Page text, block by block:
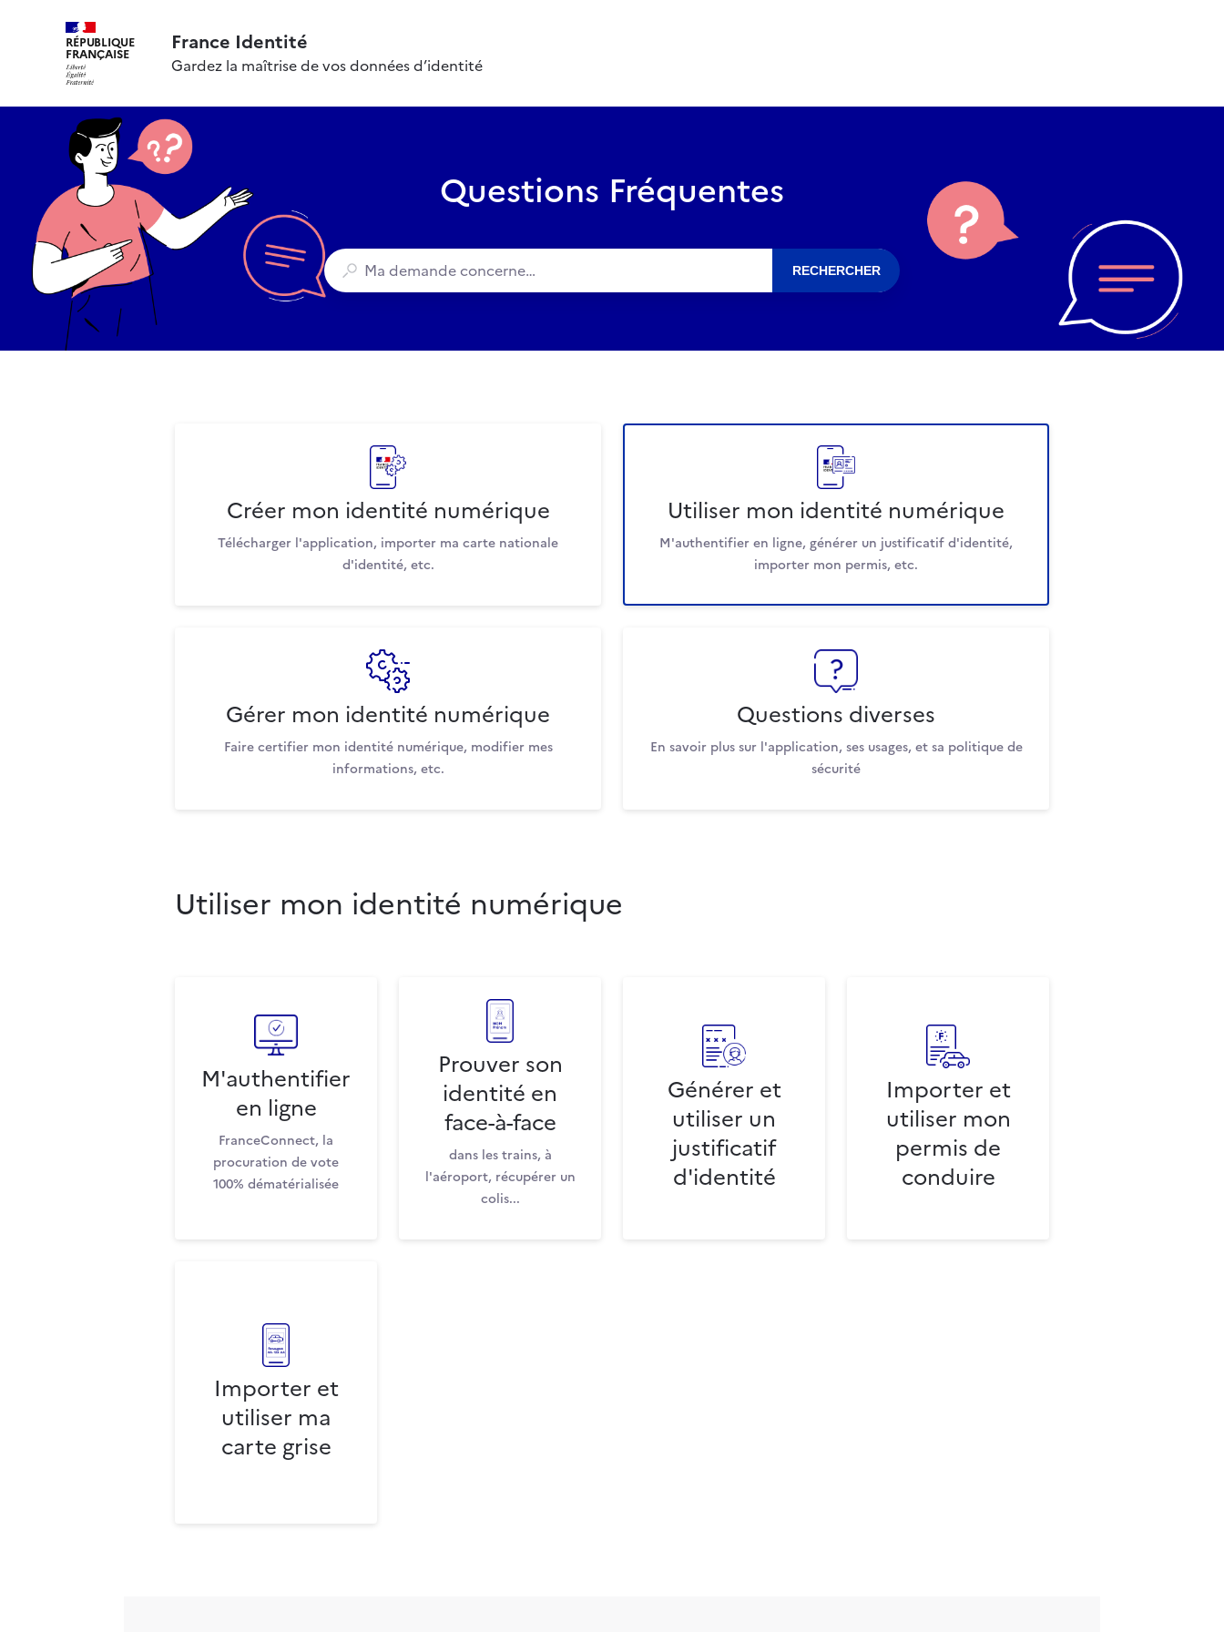
RÉPUBLIQUE
FRANÇAISE France Identité
Gardez la maîtrise de vos données d’identité
Questions Fréquentes
RECHERCHER
Créer mon identité numérique
Télécharger l'application, importer ma carte nationale
d'identité, etc.
Utiliser mon identité numérique
M'authentifier en ligne, générer un justificatif d'identité,
importer mon permis, etc.
Gérer mon identité numérique
Faire certifier mon identité numérique, modifier mes
informations, etc.
Questions diverses
En savoir plus sur l'application, ses usages, et sa politique de
sécurité
Utiliser mon identité numérique
M'authentifier
en ligne
FranceConnect, la
procuration de vote
100% dématérialisée
Prouver son
identité en
face-à-face
dans les trains, à
l'aéroport, récupérer un
colis...
Générer et
utiliser un
justificatif
d'identité
Importer et
utiliser mon
permis de
conduire
Importer et
utiliser ma
carte grise